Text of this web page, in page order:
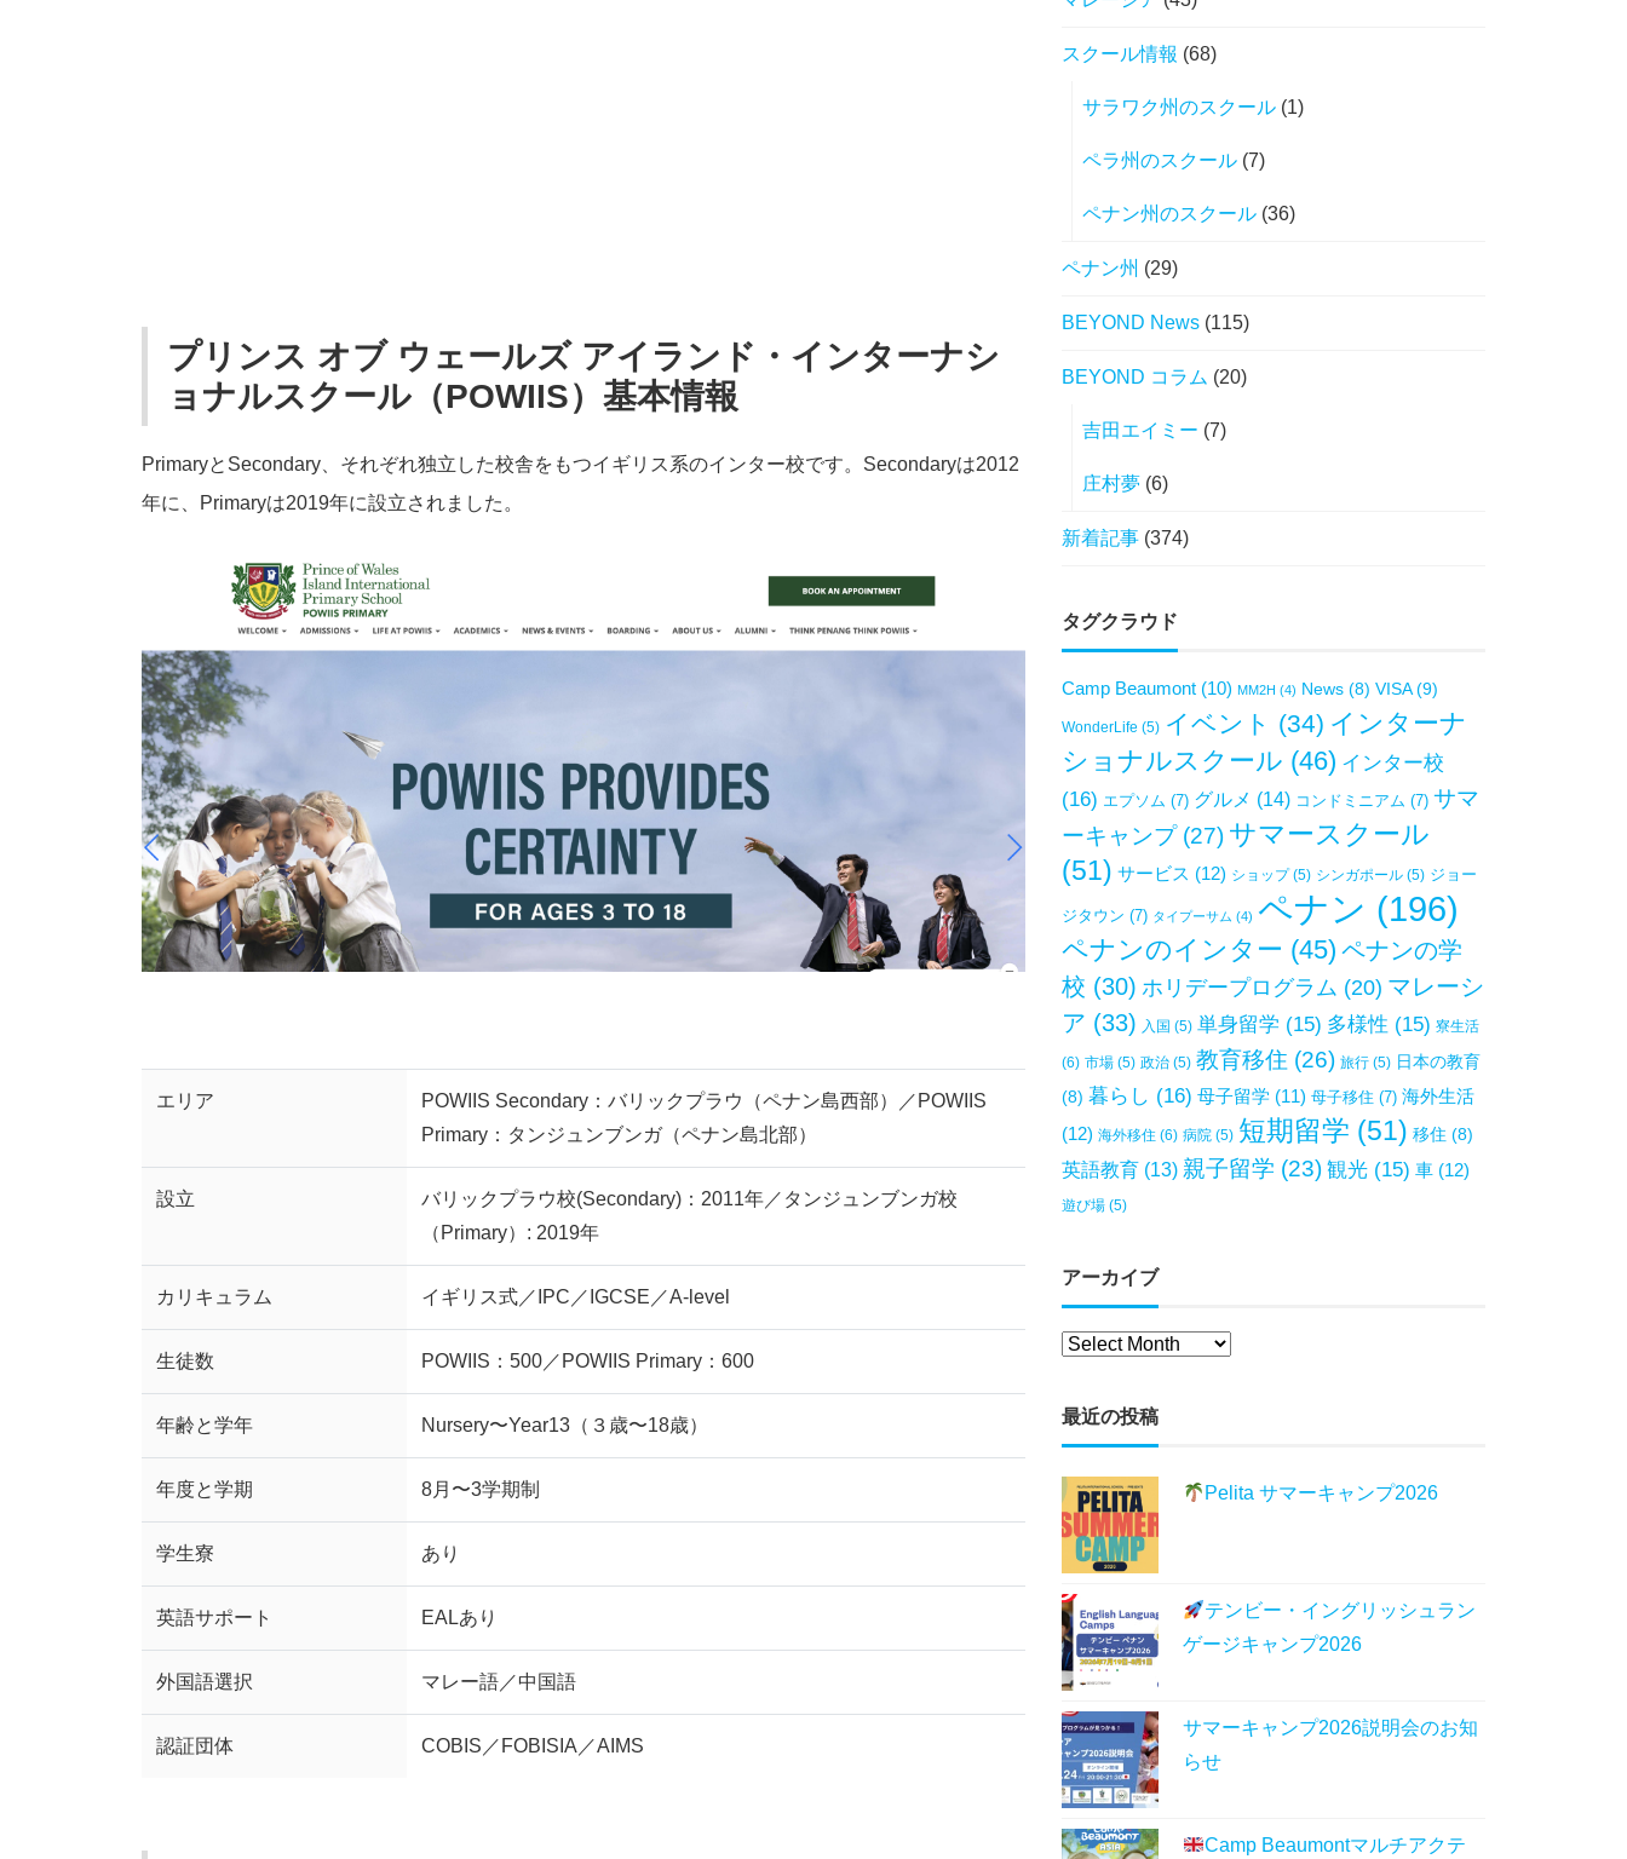
プリンス オブ ウェールズ アイランド・インターナシ
ョナルスクール（POWIIS）基本情報
PrimaryとSecondary、それぞれ独立した校舎をもつイギリス系のインター校です。Secondaryは2012
年に、Primaryは2019年に設立されました。
エリア
POWIIS Secondary：バリックプラウ（ペナン島西部）／POWIIS
Primary：タンジュンブンガ（ペナン島北部）
設立
バリックプラウ校(Secondary)：2011年／タンジュンブンガ校
（Primary）: 2019年
カリキュラム イギリス式／IPC／IGCSE／A-level
生徒数 POWIIS：500／POWIIS Primary：600
年齢と学年 Nursery〜Year13（３歳〜18歳）
年度と学期 8月〜3学期制
学生寮 あり
英語サポート EALあり
外国語選択 マレー語／中国語
認証団体 COBIS／FOBISIA／AIMS
スクール情報 (68)
サラワク州のスクール (1)
ペラ州のスクール (7)
ペナン州のスクール (36)
ペナン州 (29)
BEYOND News (115)
BEYOND コラム (20)
吉田エイミー (7)
庄村夢 (6)
新着記事 (374)
タグクラウド
Camp Beaumont (10) MM2H (4) News (8) VISA(9)
WonderLife (5) イベント (34) インターナ
ショナルスクール (46) インター校
(16) エプソム (7) グルメ (14) コンドミニアム (7) サマ
ーキャンプ(27) サマースクール
(51) サービス (12) ショップ(5) シンガポール (5) ジョー
ジタウン (7) タイプーサム (4) ペナン (196)
ペナンのインター (45) ペナンの学
校 (30) ホリデープログラム (20) マレーシ
ア (33) 入国 (5) 単身留学 (15) 多様性 (15) 寮生活
(6) 市場 (5) 政治 (5) 教育移住 (26) 旅行 (5) 日本の教育
(8) 暮らし (16) 母子留学 (11) 母子移住 (7) 海外生活
(12) 海外移住 (6) 病院 (5) 短期留学 (51) 移住 (8)
英語教育 (13) 親子留学 (23) 観光 (15) 車 (12)
遊び場 (5)
アーカイブ
最近の投稿
Pelita サマーキャンプ2026
テンビー・イングリッシュラン
ゲージキャンプ2026
サマーキャンプ2026説明会のお知
らせ
Camp Beaumontマルチアクテ